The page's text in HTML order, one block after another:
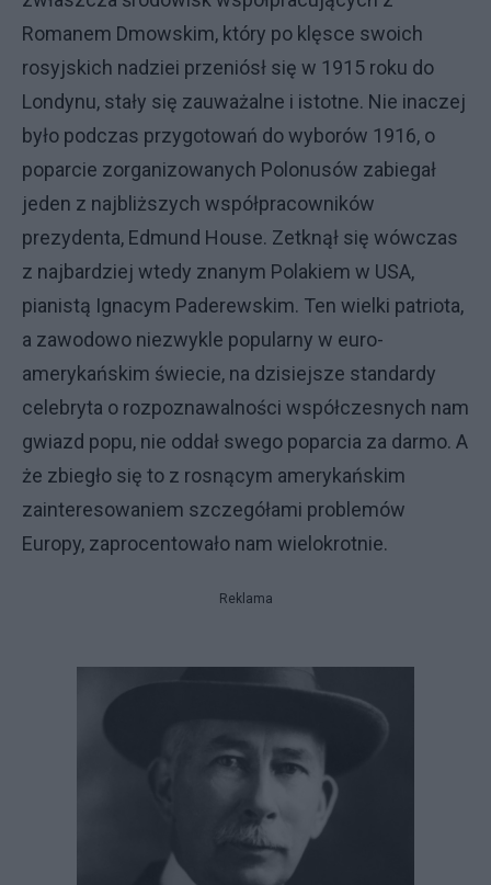
Romanem Dmowskim, który po klęsce swoich
rosyjskich nadziei przeniósł się w 1915 roku do
Londynu, stały się zauważalne i istotne. Nie inaczej
było podczas przygotowań do wyborów 1916, o
poparcie zorganizowanych Polonusów zabiegał
jeden z najbliższych współpracowników
prezydenta, Edmund House. Zetknął się wówczas
z najbardziej wtedy znanym Polakiem w USA,
pianistą Ignacym Paderewskim. Ten wielki patriota,
a zawodowo niezwykle popularny w euro-
amerykańskim świecie, na dzisiejsze standardy
celebryta o rozpoznawalności współczesnych nam
gwiazd popu, nie oddał swego poparcia za darmo. A
że zbiegło się to z rosnącym amerykańskim
zainteresowaniem szczegółami problemów
Europy, zaprocentowało nam wielokrotnie.
Reklama